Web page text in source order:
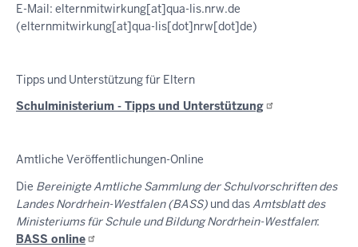
E-Mail: elternmitwirkung[at]qua-lis.nrw.de
(elternmitwirkung[at]qua-lis[dot]nrw[dot]de)
Tipps und Unterstützung für Eltern
Schulministerium - Tipps und Unterstützung
Amtliche Veröffentlichungen-Online
Die Bereinigte Amtliche Sammlung der Schulvorschriften des
Landes Nordrhein-Westfalen (BASS) und das Amtsblatt des
Ministeriums für Schule und Bildung Nordrhein-Westfalen:
BASS online